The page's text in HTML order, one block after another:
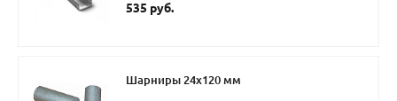
535 руб.
Шарниры 24х120 мм